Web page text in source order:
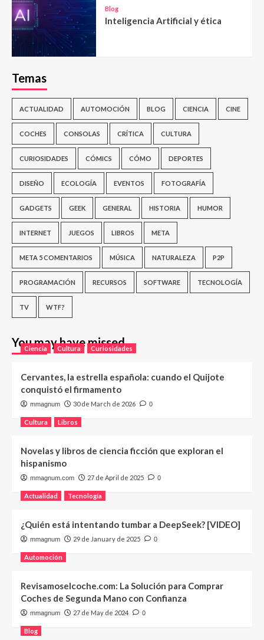
Blog
Inteligencia Artificial y ética
Temas
ACTUALIDAD AUTOMOCIÓN BLOG CIENCIA CINE
COCHES CONSOLAS CRÍTICA CULTURA
CURIOSIDADES CÓMICS CÓMO DEPORTES
DISEÑO ECOLOGÍA EVENTOS FOTOGRAFÍA
GADGETS GEEK GENERAL HISTORIA HUMOR
INTERNET JUEGOS LIBROS META
META 5 COMENTARIOS MÚSICA NATURALEZA P2P
PROGRAMACIÓN RECURSOS SOFTWARE TECNOLOGÍA
TV WTF?
You may have missed
Ciencia Cultura Curiosidades
Cervantes, la estrella española: cuando el Quijote
conquistó el firmamento
mmagnum 30 de March de 2026 0
Cultura Libros
Novelas y libros de ciencia ficción que exploran el
hispanismo
mmagnum.com 27 de April de 2025 0
Actualidad Tecnología
¿Quién está intentando tumbar a DeepSeek? [VIDEO]
mmagnum 29 de January de 2025 0
Automoción
Revisamoselcoche.com: La Solución para Comprar
Coches de Segunda Mano con Confianza
mmagnum 27 de May de 2024 0
Blog